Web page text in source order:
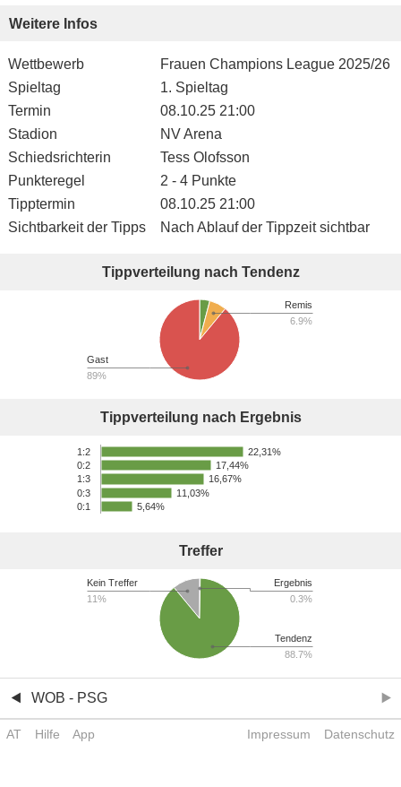
Weitere Infos
Wettbewerb
Frauen Champions League 2025/26
Spieltag
1. Spieltag
Termin
08.10.25 21:00
Stadion
NV Arena
Schiedsrichterin
Tess Olofsson
Punkteregel
2 - 4 Punkte
Tipptermin
08.10.25 21:00
Sichtbarkeit der Tipps
Nach Ablauf der Tippzeit sichtbar
Tippverteilung nach Tendenz
Remis
6.9%
Gast
89%
Tippverteilung nach Ergebnis
1:2
0:2
1:3
0:3
0:1
22,31%
17,44%
16,67%
11,03%
5,64%
Treffer
Ergebnis
0.3%
Tendenz
88.7%
Kein Treffer
11%
WOB - PSG
AT Hilfe App Impressum Datenschutz